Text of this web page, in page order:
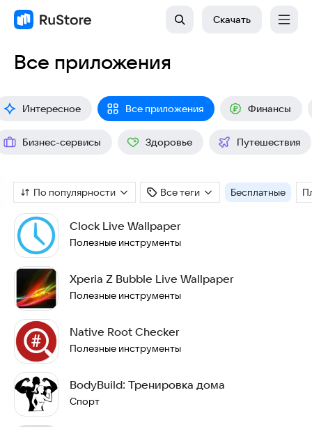
Скачать
Все приложения
Интересное Все приложения Финансы
Бизнес-сервисы Здоровье Путешествия
По популярности Все теги Бесплатные
Clock Live Wallpaper
Полезные инструменты
Xperia Z Bubble Live Wallpaper
Полезные инструменты
Native Root Checker
Полезные инструменты
BodyBuild: Тренировка дома
Спорт